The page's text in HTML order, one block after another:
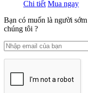
Chi tiết Mua ngay
Bạn có muốn là người
chúng tôi ?